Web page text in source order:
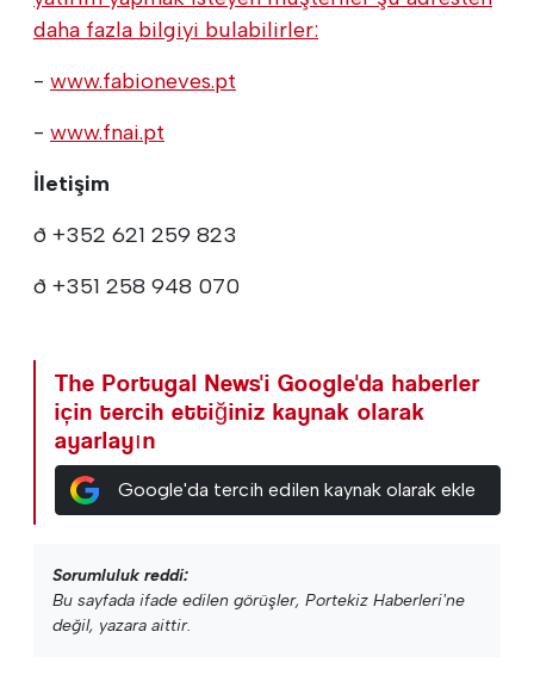
daha fazla bilgiyi bulabilirler:
- www.fabioneves.pt
- www.fnai.pt
İletişim
ð +352 621 259 823
ð +351 258 948 070
The Portugal News'i Google'da haberler
için tercih ettiğiniz kaynak olarak
ayarlayın
Google'da tercih edilen kaynak olarak ekle
Sorumluluk reddi:
Bu sayfada ifade edilen görüşler, Portekiz Haberleri'ne
değil, yazara aittir.